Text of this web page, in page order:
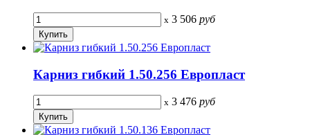
x 3 506 руб
Карниз гибкий 1.50.256 Европласт
x 3 476 руб